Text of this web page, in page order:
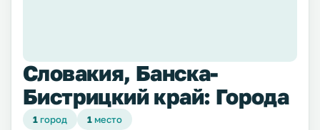
Словакия, Банска-
Бистрицкий край: Города
1 город 1 место